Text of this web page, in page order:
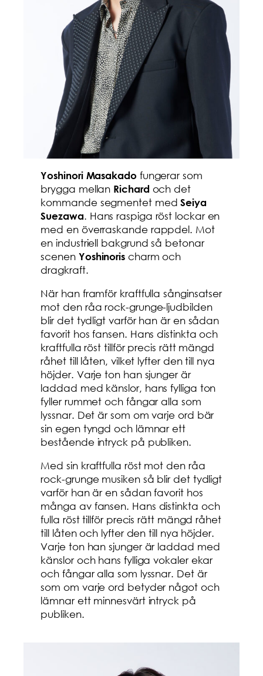
Yoshinori Masakadofungerar som
brygga mellan Richard och det
kommande segmentet medSeiya
Suezawa. Hans raspiga röst lockar en
med en överraskande rappdel. Mot
en industriell bakgrund så betonar
scenen Yoshinoris charm och
dragkraft.
När han framför kraftfulla sånginsatser
mot den råa rock-grunge-ljudbilden
blir det tydligt varför han är en sådan
favorit hos fansen. Hans distinkta och
kraftfulla röst tillför precis rätt mängd
råhet till låten, vilket lyfter den till nya
höjder. Varje ton han sjunger är
laddad med känslor, hans fylliga ton
fyller rummet och fångar alla som
lyssnar. Det är som om varje ord bär
sin egen tyngd och lämnar ett
bestående intryck på publiken.
Med sin kraftfulla röst mot den råa
rock-grunge musiken så blir det tydligt
varför han är en sådan favorit hos
många av fansen. Hans distinkta och
fulla röst tillför precis rätt mängd råhet
till låten och lyfter den till nya höjder.
Varje ton han sjunger är laddad med
känslor och hans fylliga vokaler ekar
och fångar alla som lyssnar. Det är
som om varje ord betyder något och
lämnar ett minnesvärt intryck på
publiken.